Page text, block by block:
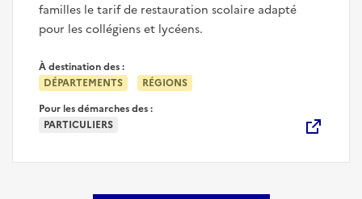
familles le tarif de restauration scolaire adapté
pour les collégiens et lycéens.
À destination des :
DÉPARTEMENTS
RÉGIONS
Pour les démarches des :
PARTICULIERS